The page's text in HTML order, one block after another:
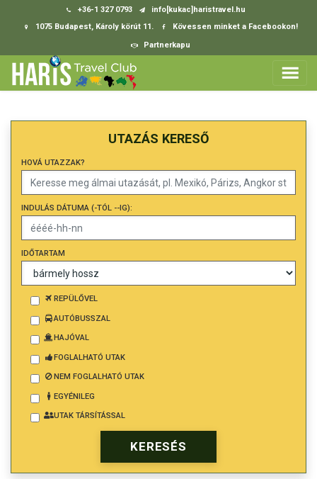
+36-1 327 0793
info[kukac]haristravel.hu
1075 Budapest, Károly körút 11.
Kövessen minket a Facebookon!
Partnerkapu
UTAZÁS KERESŐ
HOVÁ UTAZZAK?
INDULÁS DÁTUMA (-TÓL --IG):
IDŐTARTAM
REPÜLŐVEL
AUTÓBUSSZAL
HAJÓVAL
FOGLALHATÓ UTAK
NEM FOGLALHATÓ UTAK
EGYÉNILEG
UTAK TÁRSÍTÁSSAL